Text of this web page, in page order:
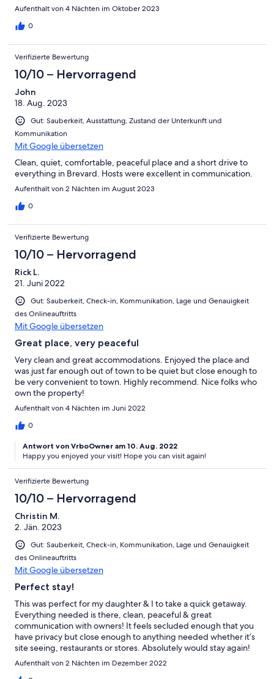
Aufenthalt von 4 Nächten im Oktober 2023
0
Verifizierte Bewertung
10/10 – Hervorragend
John
18. Aug. 2023
Gut: Sauberkeit, Ausstattung, Zustand der Unterkunft und
Kommunikation
Mit Google übersetzen
Clean, quiet, comfortable, peaceful place and a short drive to
everything in Brevard. Hosts were excellent in communication.
Aufenthalt von 2 Nächten im August 2023
0
Verifizierte Bewertung
10/10 – Hervorragend
Rick L.
21. Juni 2022
Gut: Sauberkeit, Check-in, Kommunikation, Lage und Genauigkeit
des Onlineauftritts
Mit Google übersetzen
Great place, very peaceful
Very clean and great accommodations. Enjoyed the place and
was just far enough out of town to be quiet but close enough to
be very convenient to town. Highly recommend. Nice folks who
own the property!
Aufenthalt von 4 Nächten im Juni 2022
0
Antwort von VrboOwner am 10. Aug. 2022
Happy you enjoyed your visit! Hope you can visit again!
Verifizierte Bewertung
10/10 – Hervorragend
Christin M.
2. Jän. 2023
Gut: Sauberkeit, Check-in, Kommunikation, Lage und Genauigkeit
des Onlineauftritts
Mit Google übersetzen
Perfect stay!
This was perfect for my daughter & I to take a quick getaway.
Everything needed is there, clean, peaceful & great
communication with owners! It feels secluded enough that you
have privacy but close enough to anything needed whether it’s
site seeing, restaurants or stores. Absolutely would stay again!
Aufenthalt von 2 Nächten im Dezember 2022